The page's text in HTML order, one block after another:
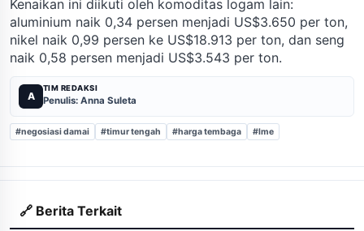
Kenaikan ini diikuti oleh komoditas logam lain:
aluminium naik 0,34 persen menjadi US$3.650 per ton,
nikel naik 0,99 persen ke US$18.913 per ton, dan seng
naik 0,58 persen menjadi US$3.543 per ton.
A
TIM REDAKSI
Penulis: Anna Suleta
#negosiasi damai #timur tengah #harga tembaga #lme
🔗 Berita Terkait